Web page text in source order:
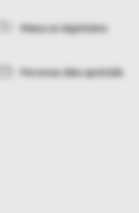
Maiņa un atgriešana
Personas datu apstrāde